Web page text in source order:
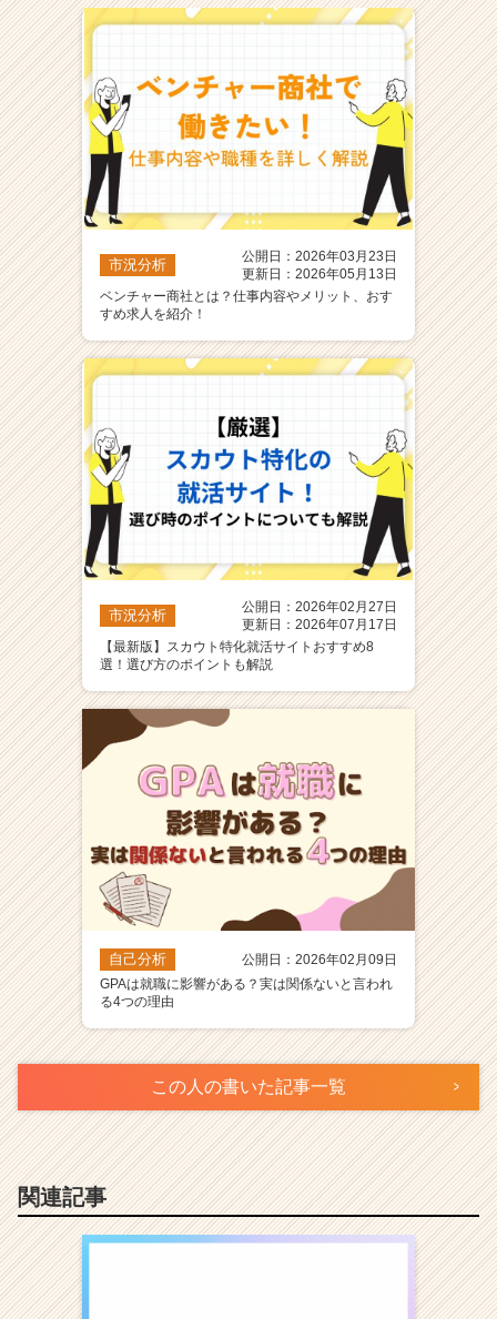
市況分析
公開日：2026年03月23日
更新日：2026年05月13日
ベンチャー商社とは？仕事内容やメリット、おす
すめ求人を紹介！
市況分析
公開日：2026年02月27日
更新日：2026年07月17日
【最新版】スカウト特化就活サイトおすすめ8
選！選び方のポイントも解説
自己分析
公開日：2026年02月09日
GPAは就職に影響がある？実は関係ないと言われ
る4つの理由
この人の書いた記事一覧
関連記事